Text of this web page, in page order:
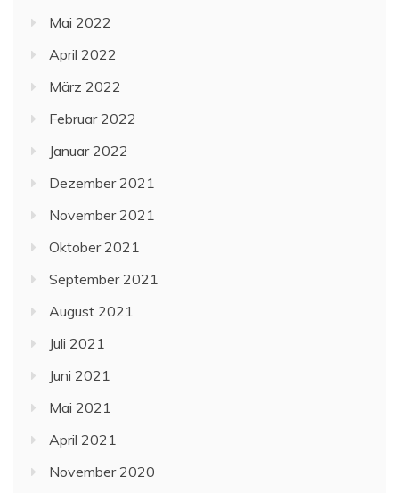
Mai 2022
April 2022
März 2022
Februar 2022
Januar 2022
Dezember 2021
November 2021
Oktober 2021
September 2021
August 2021
Juli 2021
Juni 2021
Mai 2021
April 2021
November 2020